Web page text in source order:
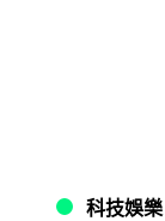
科技娛樂